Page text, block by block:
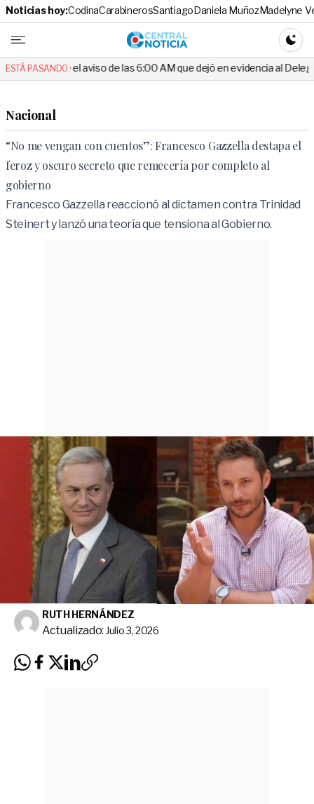
Noticias hoy:CodinaCarabinerosSantiagoDaniela MuñozMadelyne
Central
ESTÁ PASANDO:
de las 6:00 AM que dejó en evidencia al Delegado
Nacional
“No me vengan con cuentos”: Francesco Gazzella destapa el
feroz y oscuro secreto que remecería por completo al
gobierno
Francesco Gazzella reaccionó al dictamen contra Trinidad
Steinert y lanzó una teoría que tensiona al Gobierno.
RUTH HERNÁNDEZ
Actualizado: Julio 3, 2026